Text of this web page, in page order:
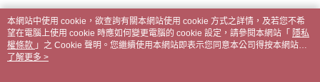
熱門標籤
本網站中使用 cookie，欲查詢有關本網站使用 cookie 方式之詳情，及若您不希
望在電腦上使用 cookie 時應如何變更電腦的 cookie 設定，請參閱本網站「 隱私
權條款 」之 Cookie 聲明。您繼續使用本網站即表示您同意本公司得按本網站使
用條款之 Cookie 聲明使用 cookie。
了解更多 >